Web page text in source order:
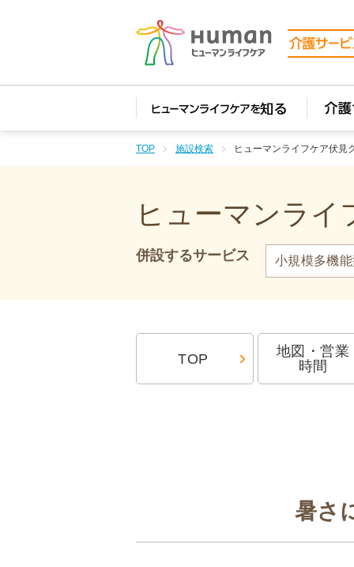
TOP 施設検索 ヒューマンライフケア伏見
ヒューマンライ
併設するサービス 小規模多機
TOP
地図・営業
時間
暑さ